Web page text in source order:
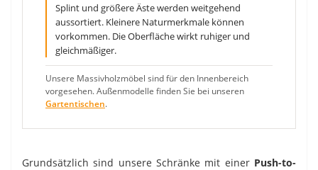
Splint und größere Äste werden weitgehend
aussortiert. Kleinere Naturmerkmale können
vorkommen. Die Oberfläche wirkt ruhiger und
gleichmäßiger.
Unsere Massivholzmöbel sind für den Innenbereich
vorgesehen. Außenmodelle finden Sie bei unseren
Gartentischen.
Grundsätzlich sind unsere Schränke mit einer Push-to-